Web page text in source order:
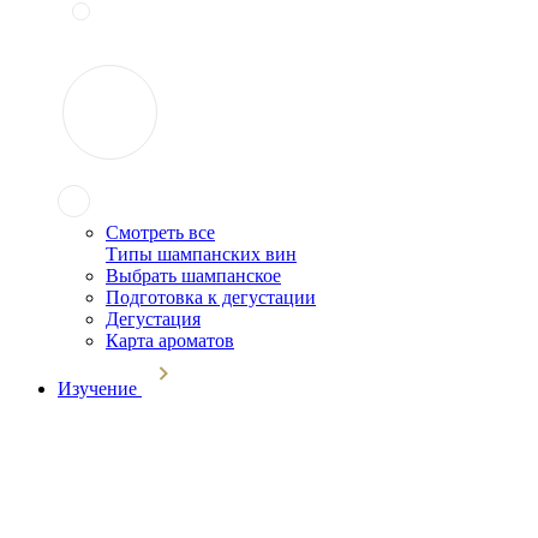
Смотреть все
Типы шампанских вин
Выбрать шампанское
Подготовка к дегустации
Дегустация
Карта ароматов
Изучение